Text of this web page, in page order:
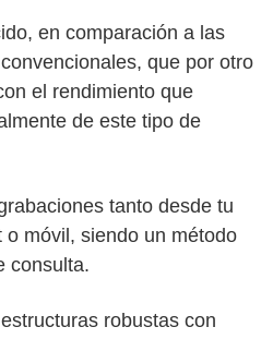
en comparación a las
que por otro
el rendimiento que
de este tipo de
tanto desde tu
móvil, siendo un método
consulta.
robustas con